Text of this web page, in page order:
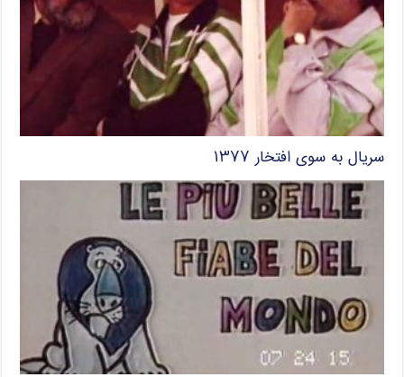
سریال به سوی افتخار ۱۳۷۷